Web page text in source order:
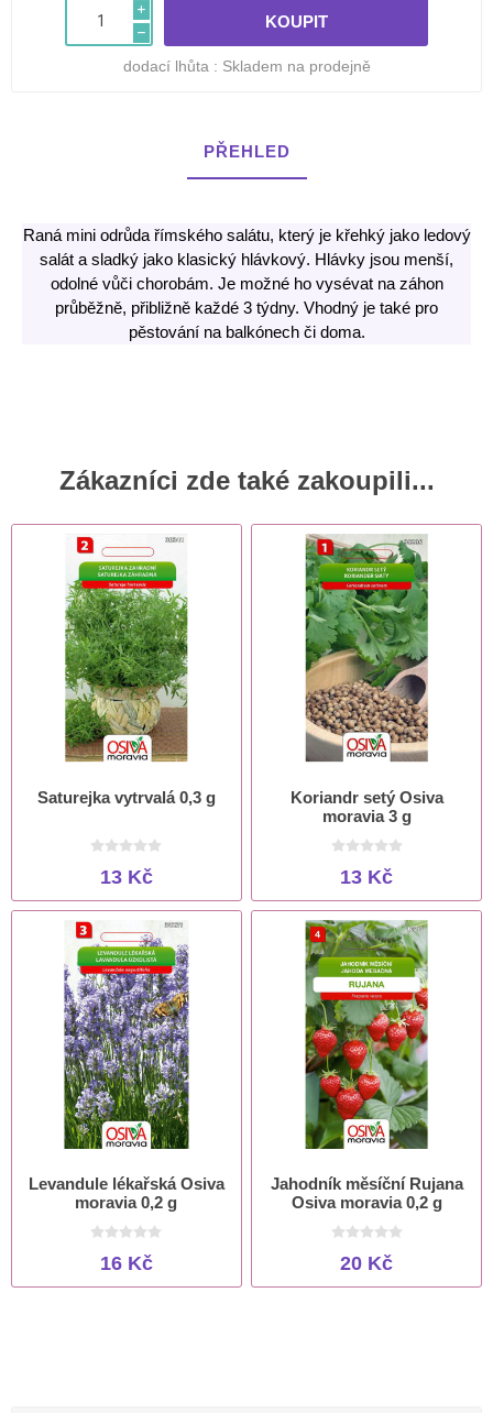
i
h
dodací lhůta : Skladem na prodejně
PŘEHLED
Raná mini odrůda římského salátu, který je křehký jako ledový
salát a sladký jako klasický hlávkový. Hlávky jsou menší,
odolné vůči chorobám. Je možné ho vysévat na záhon
průběžně, přibližně každé 3 týdny. Vhodný je také pro
pěstování na balkónech či doma.
Zákazníci zde také zakoupili...
Saturejka vytrvalá 0,3 g
13 Kč
Koriandr setý Osiva
moravia 3 g
13 Kč
Levandule lékařská Osiva
moravia 0,2 g
16 Kč
Jahodník měsíční Rujana
Osiva moravia 0,2 g
20 Kč